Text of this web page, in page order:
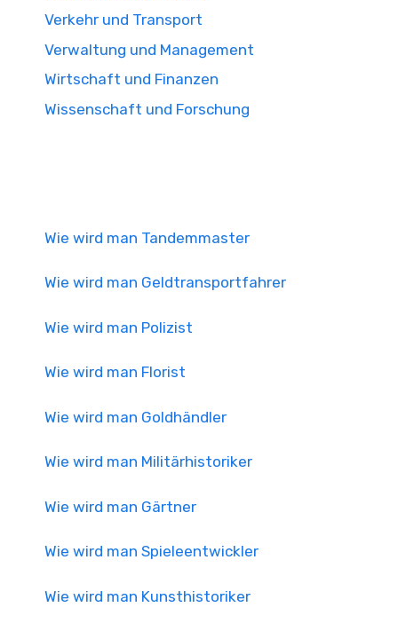
Verkehr und Transport
Verwaltung und Management
Wirtschaft und Finanzen
Wissenschaft und Forschung
Wie wird man Tandemmaster
Wie wird man Geldtransportfahrer
Wie wird man Polizist
Wie wird man Florist
Wie wird man Goldhändler
Wie wird man Militärhistoriker
Wie wird man Gärtner
Wie wird man Spieleentwickler
Wie wird man Kunsthistoriker